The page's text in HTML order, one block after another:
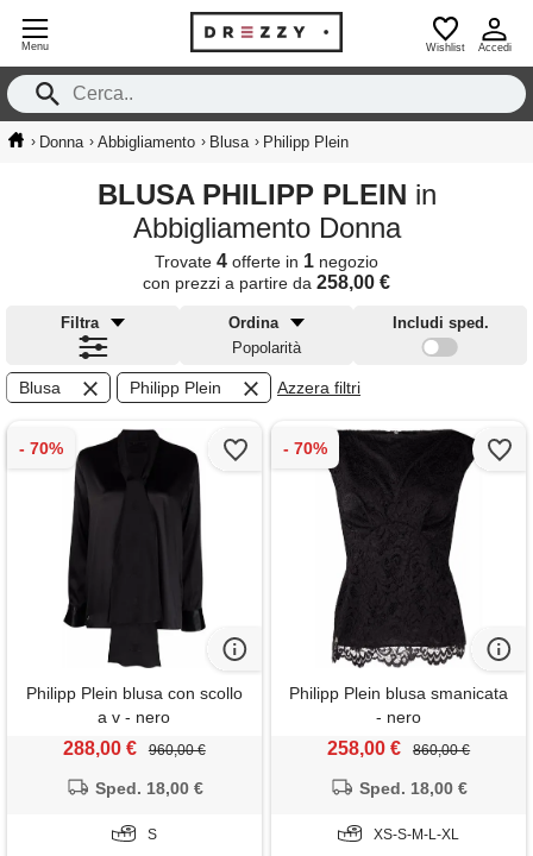
Menu Wishlist Accedi
› Donna › Abbigliamento › Blusa › Philipp Plein
BLUSA PHILIPP PLEIN in
Abbigliamento Donna
Trovate 4 offerte in 1 negozio
con prezzi a partire da 258,00 €
Filtra
Ordina
Popolarità
Includi sped.
Blusa Philipp Plein Azzera filtri
Philipp Plein blusa con scollo
a v - nero
288,00 € 960,00 €
Sped. 18,00 €
S
Philipp Plein blusa smanicata
- nero
258,00 € 860,00 €
Sped. 18,00 €
XS-S-M-L-XL